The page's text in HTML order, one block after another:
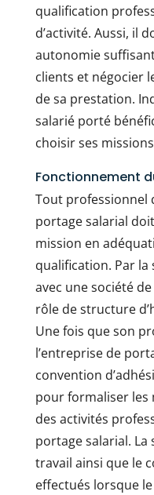
qualification
d’activité. Aussi, il
autonomie
clients et négocier
de sa prestation.
salarié porté
choisir ses
Fonctionnement
Tout professionnel
portage salarial
mission en
qualification. Par
avec une société
rôle de structure
Une fois que son
l’entreprise de
convention
pour formaliser les
des activités
portage salarial.
travail ainsi que le
effectués lorsque